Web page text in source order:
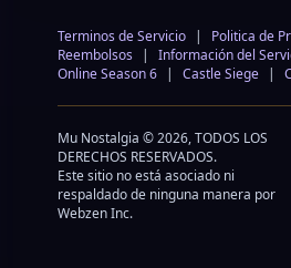
Terminos de Servicio | Politica de
Reembolsos
| Información del
Online Season 6 | Castle Siege |
Mu Nostalgia © 2026, TODOS LOS
DERECHOS RESERVADOS.
Este sitio no está asociado ni
respaldado de ninguna manera por
Webzen Inc.